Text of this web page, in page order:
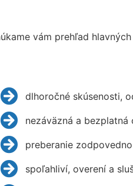
vám prehľad
dlhoročné skúsenosti,
nezáväzná a
preberanie
spoľahliví, overení a